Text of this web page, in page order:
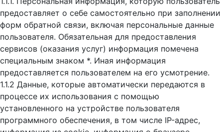
предоставляет о себе самостоятельно при заполнении
форм обратной связи, включая персональные данные
пользователя. Обязательная для предоставления
сервисов (оказания услуг) информация помечена
специальным знаком *. Иная информация
предоставляется пользователем на его усмотрение.
1.1.2 Данные, которые автоматически передаются в
процессе их использования с помощью
установленного на устройстве пользователя
программного обеспечения, в том числе IP-адрес,